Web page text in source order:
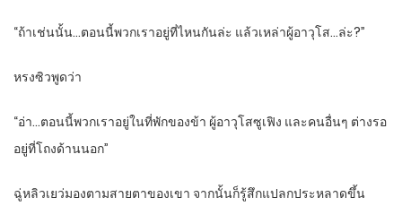
“ถ้าเช่นนั้น…ตอนนี้พวกเราอยู่ที่ไหนกันล่ะ แล้วเหล่าผู้อาวุโส…ล่ะ?”
หรงซิวพูดว่า
“อ่า…ตอนนี้พวกเราอยู่ในที่พักของข้า ผู้อาวุโสซูเฟิง และคนอื่นๆ ต่างรอ
อยู่ที่โถงด้านนอก”
ฉู่หลิวเยว่มองตามสายตาของเขา จากนั้นก็รู้สึกแปลกประหลาดขึ้น